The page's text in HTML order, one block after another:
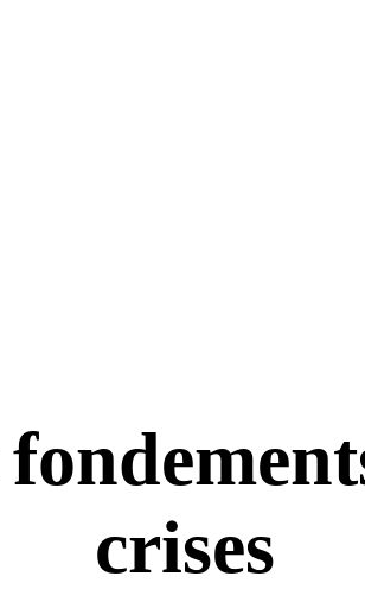
crises